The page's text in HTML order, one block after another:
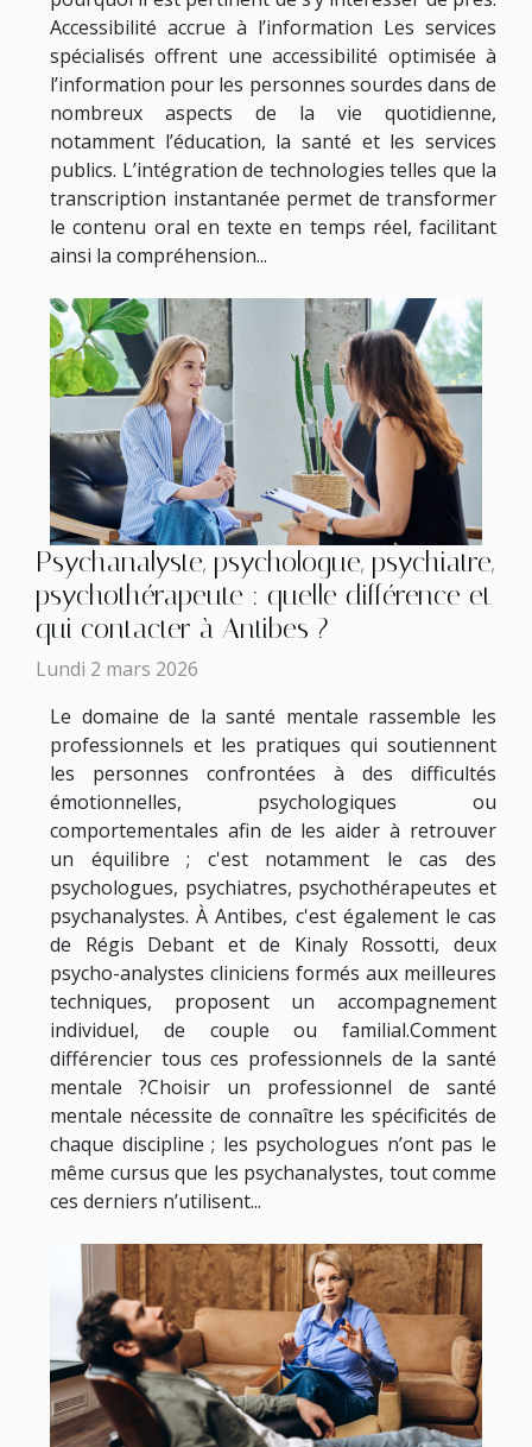
Accessibilité accrue à l’information Les services
spécialisés offrent une accessibilité optimisée à
l’information pour les personnes sourdes dans de
nombreux aspects de la vie quotidienne,
notamment l’éducation, la santé et les services
publics. L’intégration de technologies telles que la
transcription instantanée permet de transformer
le contenu oral en texte en temps réel, facilitant
ainsi la compréhension...
Psychanalyste, psychologue, psychiatre,
psychothérapeute : quelle différence et
qui contacter à Antibes ?
Lundi 2 mars 2026
Le domaine de la santé mentale rassemble les
professionnels et les pratiques qui soutiennent
les personnes confrontées à des difficultés
émotionnelles, psychologiques ou
comportementales afin de les aider à retrouver
un équilibre ; c'est notamment le cas des
psychologues, psychiatres, psychothérapeutes et
psychanalystes. À Antibes, c'est également le cas
de Régis Debant et de Kinaly Rossotti, deux
psycho-analystes cliniciens formés aux meilleures
techniques, proposent un accompagnement
individuel, de couple ou familial.Comment
différencier tous ces professionnels de la santé
mentale ?Choisir un professionnel de santé
mentale nécessite de connaître les spécificités de
chaque discipline ; les psychologues n’ont pas le
même cursus que les psychanalystes, tout comme
ces derniers n’utilisent...